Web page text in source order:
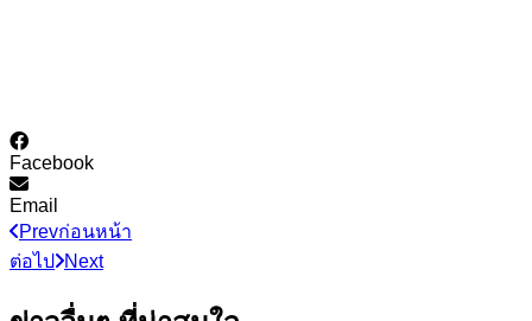
Facebook
Email
Prevก่อนหน้า
ต่อไป
Next